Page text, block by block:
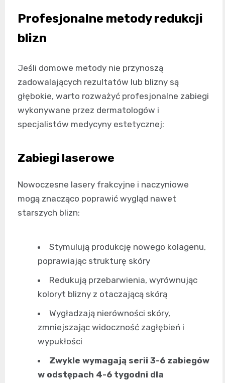
Profesjonalne metody redukcji
blizn
Jeśli domowe metody nie przynoszą
zadowalających rezultatów lub blizny są
głębokie, warto rozważyć profesjonalne zabiegi
wykonywane przez dermatologów i
specjalistów medycyny estetycznej:
Zabiegi laserowe
Nowoczesne lasery frakcyjne i naczyniowe
mogą znacząco poprawić wygląd nawet
starszych blizn:
Stymulują produkcję nowego kolagenu,
poprawiając strukturę skóry
Redukują przebarwienia, wyrównując
koloryt blizny z otaczającą skórą
Wygładzają nierówności skóry,
zmniejszając widoczność zagłębień i
wypukłości
Zwykle wymagają serii 3-6 zabiegów
w odstępach 4-6 tygodni dla